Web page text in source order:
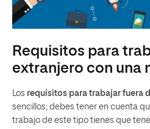
Requisitos para
extranjero con una
Los requisitos para trabajar fuera
sencillos; debes tener en cuenta
trabajo de este tipo tienes que